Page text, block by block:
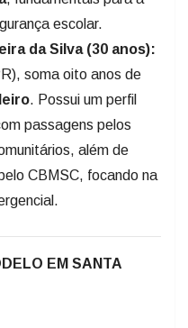
escolar.
da Silva (30 anos):
soma oito anos de
. Possui um perfil
passagens pelos
além de
CBMSC, focando na
EM SANTA